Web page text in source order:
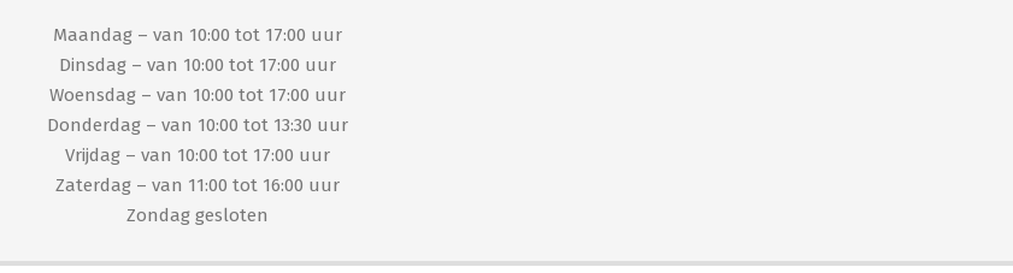
Maandag – van 10:00 tot 17:00 uur
Dinsdag – van 10:00 tot 17:00 uur
Woensdag – van 10:00 tot 17:00 uur
Donderdag – van 10:00 tot 13:30 uur
Vrijdag – van 10:00 tot 17:00 uur
Zaterdag – van 11:00 tot 16:00 uur
Zondag gesloten